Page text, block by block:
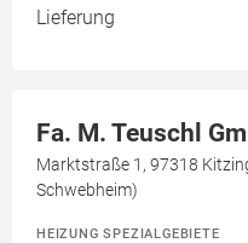
Lieferung
Fa. M. Teuschl
Marktstraße 1, 97318
Schwebheim)
HEIZUNG SPEZIALGEBIETE